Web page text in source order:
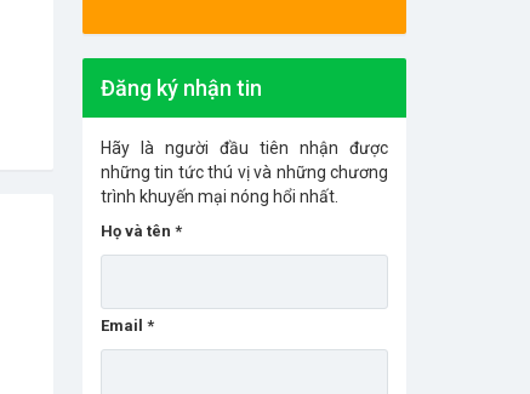
Đăng ký nhận tin
Hãy là người đầu tiên nhận được
những tin tức thú vị và những chương
trình khuyến mại nóng hổi nhất.
Họ và tên *
Email *